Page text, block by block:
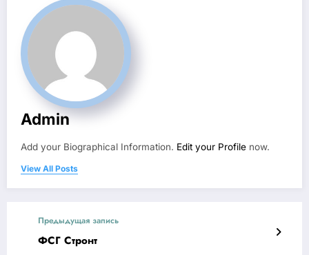
Admin
Add your Biographical Information. Edit your Profile now.
View All Posts
Предыдущая запись
ФСГ Стронт